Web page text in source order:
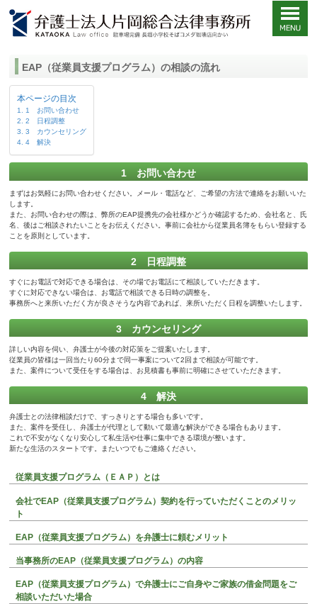
EAP（従業員支援プログラム）の相談の流れ
本ページの目次
1 お問い合わせ
2 日程調整
3 カウンセリング
4 解決
1 お問い合わせ
まずはお気軽にお問い合わせください。メール・電話など、ご希望の方法で連絡をお願いいた
します。
また、お問い合わせの際は、弊所のEAP提携先の会社様かどうか確認するため、会社名と、氏
名、後はご相談されたいことをお伝えください。事前に会社から従業員名簿をもらい登録する
ことを原則としています。
2 日程調整
すぐにお電話で対応できる場合は、その場でお電話にて相談していただきます。
すぐに対応できない場合は、お電話で相談できる日時の調整を。
事務所へと来所いただく方が良さそうな内容であれば、来所いただく日程を調整いたします。
3 カウンセリング
詳しい内容を伺い、弁護士が今後の対応策をご提案いたします。
従業員の皆様は一回当たり60分まで同一事案について2回まで相談が可能です。
また、案件について受任をする場合は、お見積書も事前に明確にさせていただきます。
4 解決
弁護士との法律相談だけで、すっきりとする場合も多いです。
また、案件を受任し、弁護士が代理として動いて最適な解決ができる場合もあります。
これで不安がなくなり安心して私生活や仕事に集中できる環境が整います。
新たな生活のスタートです。またいつでもご連絡ください。
従業員支援プログラム（ＥＡＰ）とは
会社でEAP（従業員支援プログラム）契約を行っていただくことのメリッ
ト
EAP（従業員支援プログラム）を弁護士に頼むメリット
当事務所のEAP（従業員支援プログラム）の内容
EAP（従業員支援プログラム）で弁護士にご自身やご家族の借金問題をご
相談いただいた場合